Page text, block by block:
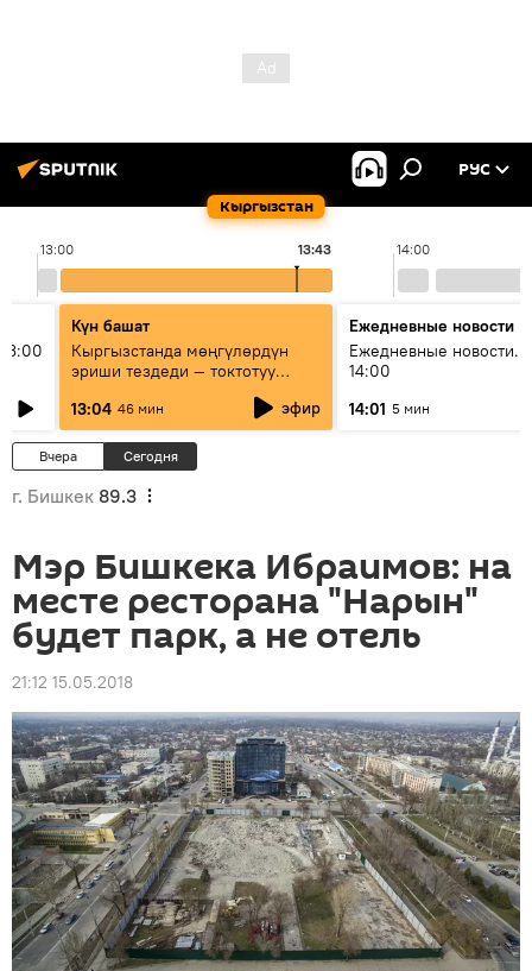
Кыргызстан
РУС
13:00 14:00
13:43
Күн башат
Кыргызстанда мөңгүлөрдүн
эриши тездеди — токтотуу
13:04 46 мин эфир
Ежедневные новости
Ежедневные новости.
14:00
14:01 5 мин
Вчера Сегодня
г. Бишкек 89.3
Мэр Бишкека Ибраимов: на
месте ресторана "Нарын"
будет парк, а не отель
21:12 15.05.2018